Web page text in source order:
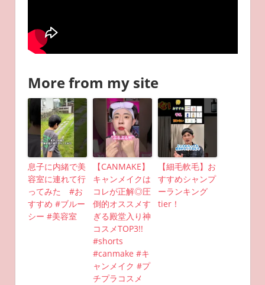
More from my site
息子に内緒で美
容室に連れて行
ってみた #お
すすめ #ブルー
シー #美容室
【CANMAKE】
キャンメイクは
コレが正解◎圧
倒的オススメす
ぎる殿堂入り神
コスメTOP3!!
#shorts
#canmake #キ
ャンメイク #プ
チプラコスメ
【細毛軟毛】お
すすめシャンプ
ーランキング
tier！